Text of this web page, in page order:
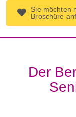
Sie möchten
Broschüre
Der